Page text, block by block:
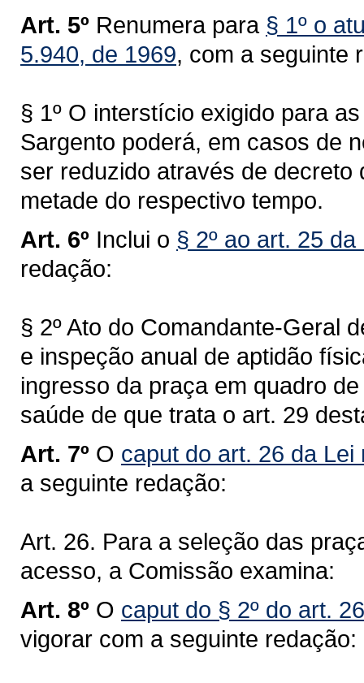
Art. 5º Renumera para § 1º o
5.940, de 1969, com a seguinte
§ 1º O interstício exigido para
Sargento poderá, em casos de
ser reduzido através de
metade do respectivo tempo.
Art. 6º Inclui o § 2º ao art. 25
redação:
§ 2º Ato do Comandante-Geral
e inspeção anual de aptidão
ingresso da praça em quadro
saúde de que trata o art. 29
Art. 7º O caput do art. 26 da Lei
a seguinte redação:
Art. 26. Para a seleção das
acesso, a Comissão examina:
Art. 8º O caput do § 2º do art.
vigorar com a seguinte redação: